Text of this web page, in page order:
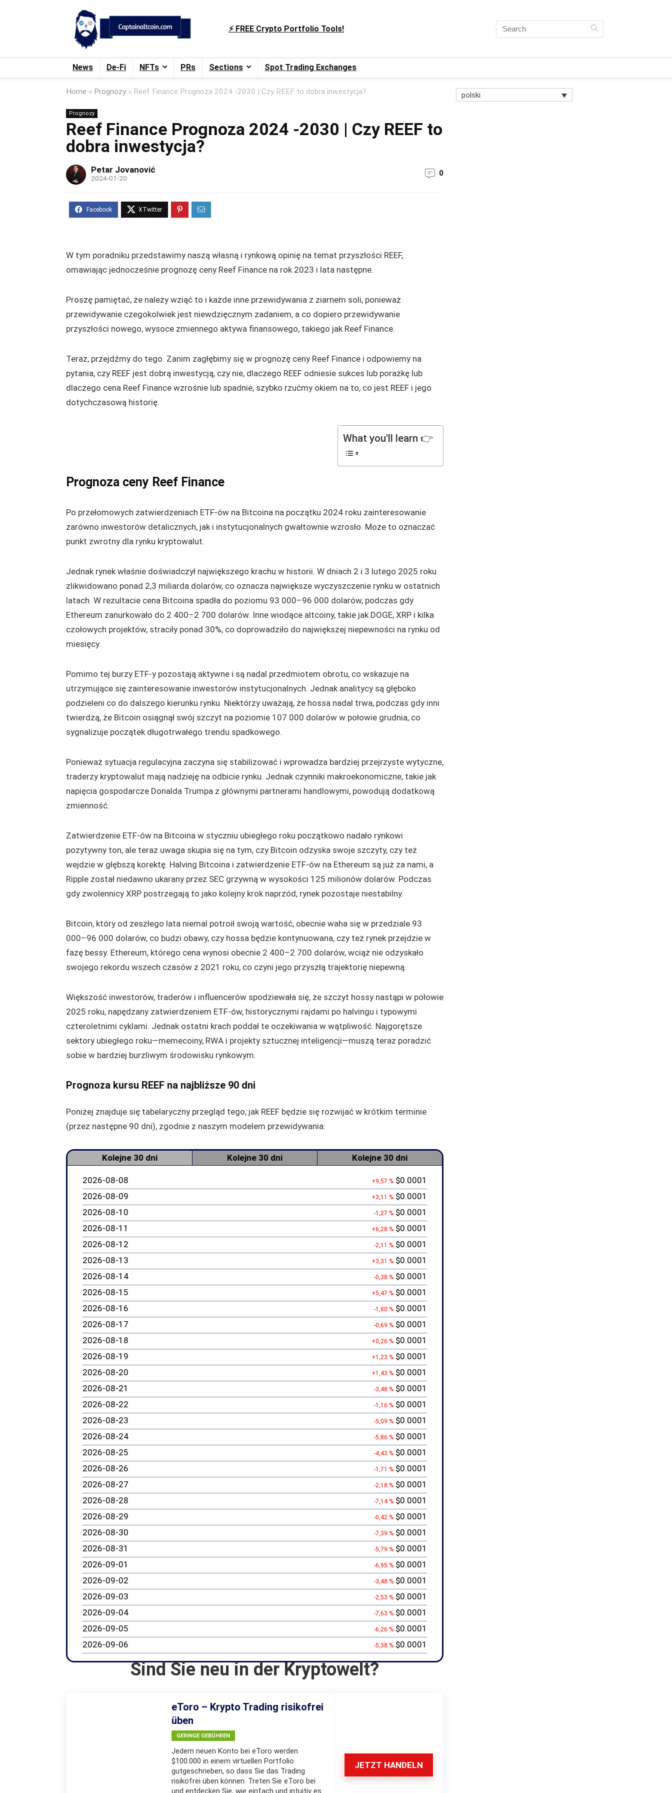
⚡️ FREE Crypto Portfolio Tools!
News De-Fi NFTs PRs Sections Spot Trading Exchanges
Home » Prognozy» Reef Finance Prognoza 2024 -2030 | Czy REEF to dobra inwestycja?
Prognozy
Reef Finance Prognoza 2024 -2030 | Czy REEF to
dobra inwestycja?
Petar Jovanović
2024-01-20
0
W tym poradniku przedstawimy naszą własną i rynkową opinię na temat przyszłości REEF,
omawiając jednocześnie prognozę ceny Reef Finance na rok 2023 i lata następne.
Proszę pamiętać, że należy wziąć to i każde inne przewidywania z ziarnem soli, ponieważ
przewidywanie czegokolwiek jest niewdzięcznym zadaniem, a co dopiero przewidywanie
przyszłości nowego, wysoce zmiennego aktywa finansowego, takiego jak Reef Finance.
Teraz, przejdźmy do tego. Zanim zagłębimy się w prognozę ceny Reef Finance i odpowiemy na
pytania, czy REEF jest dobrą inwestycją, czy nie, dlaczego REEF odniesie sukces lub porażkę lub
dlaczego cena Reef Finance wzrośnie lub spadnie, szybko rzućmy okiem na to, co jest REEF i jego
dotychczasową historię.
What you'll learn 👉
Prognoza ceny Reef Finance
Po przełomowych zatwierdzeniach ETF-ów na Bitcoina na początku 2024 roku zainteresowanie
zarówno inwestorów detalicznych, jak i instytucjonalnych gwałtownie wzrosło. Może to oznaczać
punkt zwrotny dla rynku kryptowalut.
Jednak rynek właśnie doświadczył największego krachu w historii. W dniach 2 i 3 lutego 2025 roku
zlikwidowano ponad 2,3 miliarda dolarów, co oznacza największe wyczyszczenie rynku w ostatnich
latach. W rezultacie cena Bitcoina spadła do poziomu 93 000–96 000 dolarów, podczas gdy
Ethereum zanurkowało do 2 400–2 700 dolarów. Inne wiodące altcoiny, takie jak DOGE, XRP i kilka
czołowych projektów, straciły ponad 30%, co doprowadziło do największej niepewności na rynku od
miesięcy.
Pomimo tej burzy ETF-y pozostają aktywne i są nadal przedmiotem obrotu, co wskazuje na
utrzymujące się zainteresowanie inwestorów instytucjonalnych. Jednak analitycy są głęboko
podzieleni co do dalszego kierunku rynku. Niektórzy uważają, że hossa nadal trwa, podczas gdy inni
twierdzą, że Bitcoin osiągnął swój szczyt na poziomie 107 000 dolarów w połowie grudnia, co
sygnalizuje początek długotrwałego trendu spadkowego.
Ponieważ sytuacja regulacyjna zaczyna się stabilizować i wprowadza bardziej przejrzyste wytyczne,
traderzy kryptowalut mają nadzieję na odbicie rynku. Jednak czynniki makroekonomiczne, takie jak
napięcia gospodarcze Donalda Trumpa z głównymi partnerami handlowymi, powodują dodatkową
zmienność.
Zatwierdzenie ETF-ów na Bitcoina w styczniu ubiegłego roku początkowo nadało rynkowi
pozytywny ton, ale teraz uwaga skupia się na tym, czy Bitcoin odzyska swoje szczyty, czy też
wejdzie w głębszą korektę. Halving Bitcoina i zatwierdzenie ETF-ów na Ethereum są już za nami, a
Ripple został niedawno ukarany przez SEC grzywną w wysokości 125 milionów dolarów. Podczas
gdy zwolennicy XRP postrzegają to jako kolejny krok naprzód, rynek pozostaje niestabilny.
Bitcoin, który od zeszłego lata niemal potroił swoją wartość, obecnie waha się w przedziale 93
000–96 000 dolarów, co budzi obawy, czy hossa będzie kontynuowana, czy też rynek przejdzie w
fazę bessy. Ethereum, którego cena wynosi obecnie 2 400–2 700 dolarów, wciąż nie odzyskało
swojego rekordu wszech czasów z 2021 roku, co czyni jego przyszłą trajektorię niepewną.
Większość inwestorów, traderów i influencerów spodziewała się, że szczyt hossy nastąpi w połowie
2025 roku, napędzany zatwierdzeniem ETF-ów, historycznymi rajdami po halvingu i typowymi
czteroletnimi cyklami. Jednak ostatni krach poddał te oczekiwania w wątpliwość. Najgorętsze
sektory ubiegłego roku—memecoiny, RWA i projekty sztucznej inteligencji—muszą teraz poradzić
sobie w bardziej burzliwym środowisku rynkowym.
Prognoza kursu REEF na najbliższe 90 dni
Poniżej znajduje się tabelaryczny przegląd tego, jak REEF będzie się rozwijać w krótkim terminie
(przez następne 90 dni), zgodnie z naszym modelem przewidywania:
Kolejne 30 dni Kolejne 30 dni Kolejne 30 dni
2026-08-08 +9,57 % $0.0001
2026-08-09
+3,11 % $0.0001
2026-08-10
-1,27 % $0.0001
2026-08-11
+6,28 % $0.0001
2026-08-12
-2,11 % $0.0001
2026-08-13
+3,31 % $0.0001
2026-08-14
-0,38 % $0.0001
2026-08-15
+5,47 % $0.0001
2026-08-16
-1,80 % $0.0001
2026-08-17
-0,69 % $0.0001
2026-08-18
+0,26 % $0.0001
2026-08-19
+1,23 % $0.0001
2026-08-20
+1,43 % $0.0001
2026-08-21
-3,48 % $0.0001
2026-08-22
-1,16 % $0.0001
2026-08-23
-5,09 % $0.0001
2026-08-24
-5,86 % $0.0001
2026-08-25
-4,43 % $0.0001
2026-08-26
-1,71 % $0.0001
2026-08-27
-2,18 % $0.0001
2026-08-28
-7,14 % $0.0001
2026-08-29
-0,42 % $0.0001
2026-08-30
-7,39 % $0.0001
2026-08-31
-5,79 % $0.0001
2026-09-01
-6,95 % $0.0001
2026-09-02
-3,48 % $0.0001
2026-09-03
-2,53 % $0.0001
2026-09-04
-7,63 % $0.0001
2026-09-05
-6,26 % $0.0001
2026-09-06
-5,38 % $0.0001
Sind Sie neu in der Kryptowelt?
eToro – Krypto Trading risikofrei
üben
GERINGE GEBÜHREN
Jedem neuen Konto bei eToro werden
$100.000 in einem virtuellen Portfolio
gutgeschrieben, so dass Sie das Trading
risikofrei üben können. Treten Sie eToro bei
und entdecken Sie, wie einfach und intuitiv es
JETZT HANDELN
polski